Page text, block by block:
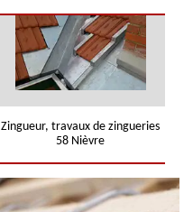
Zingueur, travaux de zingueries
58 Nièvre